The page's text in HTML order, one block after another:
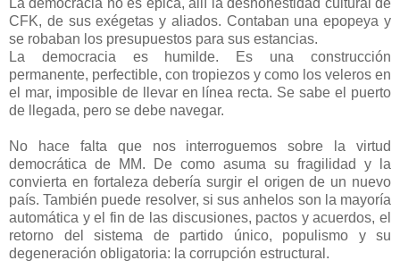
La democracia no es épica, allí la deshonestidad cultural de
CFK, de sus exégetas y aliados. Contaban una epopeya y
se robaban los presupuestos para sus estancias.
La democracia es humilde. Es una construcción
permanente, perfectible, con tropiezos y como los veleros en
el mar, imposible de llevar en línea recta. Se sabe el puerto
de llegada, pero se debe navegar.
No hace falta que nos interroguemos sobre la virtud
democrática de MM. De como asuma su fragilidad y la
convierta en fortaleza debería surgir el origen de un nuevo
país. También puede resolver, si sus anhelos son la mayoría
automática y el fin de las discusiones, pactos y acuerdos, el
retorno del sistema de partido único, populismo y su
degeneración obligatoria: la corrupción estructural.